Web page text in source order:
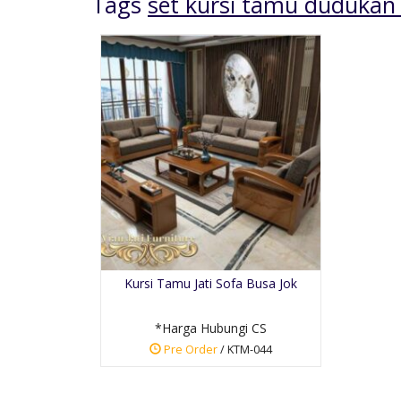
Kursi Tamu Jati Sofa Busa Jok
*Harga Hubungi CS
Pre Order/ KTM-044
Tempat Tidur
Anyaman Rotan
*Harga Hubungi CS
Pre Order